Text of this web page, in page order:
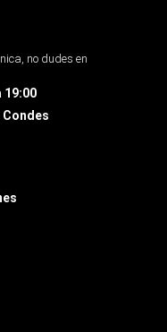
no dudes en
19:00
Condes